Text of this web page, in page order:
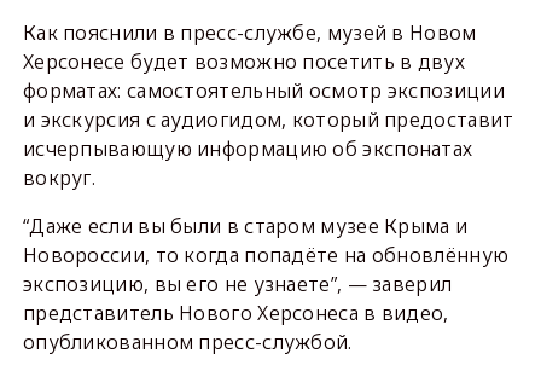
Как пояснили в пресс-службе, музей в Новом
Херсонесе будет возможно посетить в двух
форматах: самостоятельный осмотр экспозиции
и экскурсия с аудиогидом, который предоставит
исчерпывающую информацию об экспонатах
вокруг.
“Даже если вы были в старом музее Крыма и
Новороссии, то когда попадёте на обновлённую
экспозицию, вы его не узнаете”, — заверил
представитель Нового Херсонеса в видео,
опубликованном пресс-службой.